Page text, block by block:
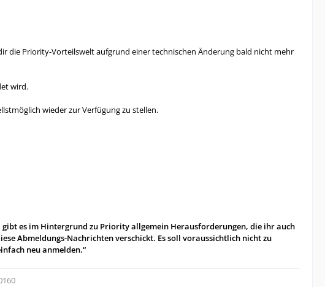
die Priority-Vorteilswelt aufgrund einer technischen Änderung bald nicht mehr
wird.
wieder zur Verfügung zu stellen.
es im Hintergrund zu Priority allgemein Herausforderungen, die ihr auch
Abmeldungs-Nachrichten verschickt. Es soll voraussichtlich nicht zu
neu anmelden.“